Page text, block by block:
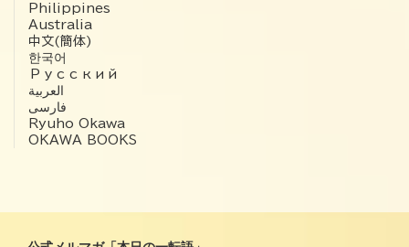
Philippines
Australia
中文(簡体)
한국어
Русский
العربية‏
فارسی
Ryuho Okawa
OKAWA BOOKS